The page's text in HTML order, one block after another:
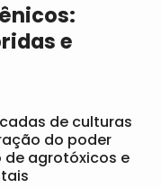
e
de culturas
do poder
agrotóxicos e